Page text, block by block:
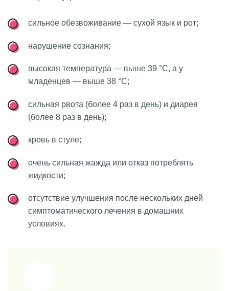
сильное обезвоживание — сухой язык и рот;
нарушение сознания;
высокая температура — выше 39 °С, а у
младенцев — выше 38 °C;
сильная рвота (более 4 раз в день) и диарея
(более 8 раз в день);
кровь в стуле;
очень сильная жажда или отказ потреблять
жидкости;
отсутствие улучшения после нескольких дней
симптоматического лечения в домашних
условиях.